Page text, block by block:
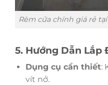
Rèm cửa chính giá rẻ
5. Hướng Dẫn Lắp
Dụng cụ cần thiết:
vít nở.